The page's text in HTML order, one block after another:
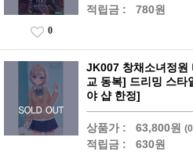
적립금 : 780원
0
JK007 창채소녀정원
교 동복] 드리밍 스타
야 샵 한정]
상품가 : 63,800원
적립금 : 630원